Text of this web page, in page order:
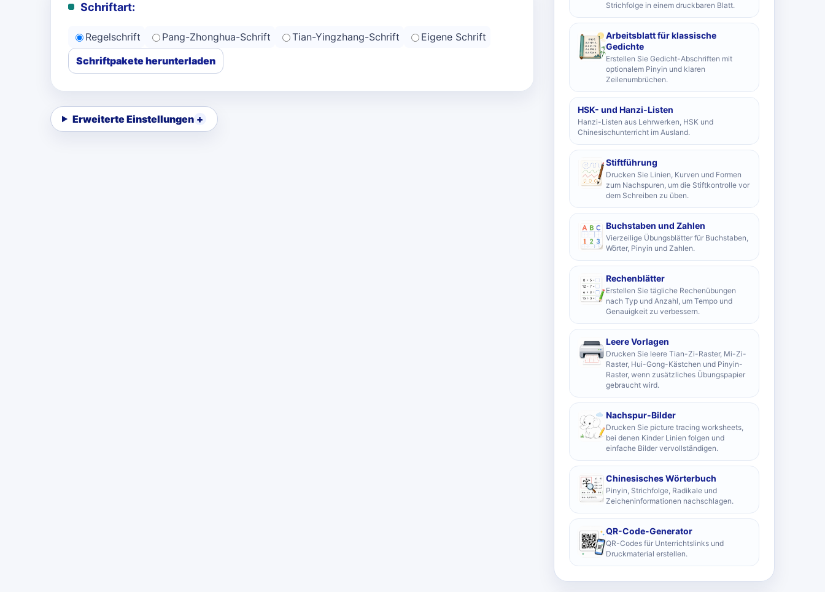
Schriftart:
Regelschrift Pang-Zhonghua-Schrift Tian-Yingzhang-Schrift
Eigene Schrift
Schriftpakete herunterladen
Erweiterte Einstellungen
Strichfolge in einem druckbaren Blatt.
Arbeitsblatt für klassische
Gedichte
Erstellen Sie Gedicht-Abschriften mit
optionalem Pinyin und klaren
Zeilenumbrüchen.
HSK- und Hanzi-Listen
Hanzi-Listen aus Lehrwerken, HSK und
Chinesischunterricht im Ausland.
Stiftführung
Drucken Sie Linien, Kurven und Formen
zum Nachspuren, um die Stiftkontrolle vor
dem Schreiben zu üben.
Buchstaben und Zahlen
Vierzeilige Übungsblätter für Buchstaben,
Wörter, Pinyin und Zahlen.
Rechenblätter
Erstellen Sie tägliche Rechenübungen
nach Typ und Anzahl, um Tempo und
Genauigkeit zu verbessern.
Leere Vorlagen
Drucken Sie leere Tian-Zi-Raster, Mi-Zi-
Raster, Hui-Gong-Kästchen und Pinyin-
Raster, wenn zusätzliches Übungspapier
gebraucht wird.
Nachspur-Bilder
Drucken Sie picture tracing worksheets,
bei denen Kinder Linien folgen und
einfache Bilder vervollständigen.
Chinesisches Wörterbuch
Pinyin, Strichfolge, Radikale und
Zeicheninformationen nachschlagen.
QR-Code-Generator
QR-Codes für Unterrichtslinks und
Druckmaterial erstellen.